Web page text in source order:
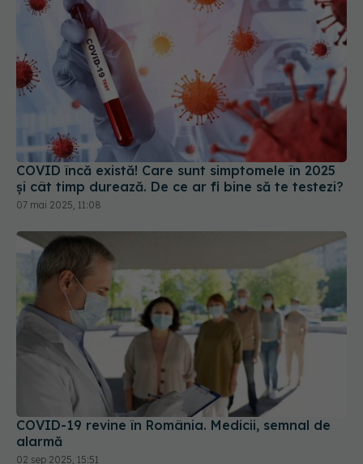
COVID încă există! Care sunt simptomele în 2025
și cât timp durează. De ce ar fi bine să te testezi?
07 mai 2025, 11:08
COVID-19 revine în România. Medicii, semnal de
alarmă
02 sep 2025, 15:51